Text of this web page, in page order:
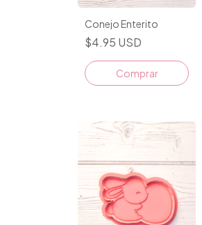
Conejo Enterito
$4.95 USD
Comprar